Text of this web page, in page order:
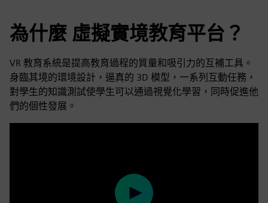
為什麼 虛擬實境教育平台？
VR 教育系統是提高教育過程的質量和吸引力的互補工具。
身臨其境的環境設計，逼真的 3D 模型，一系列互動任務，
對學生的知識測試使學生可以通過視覺化學習，同時促進他
們的個性發展。